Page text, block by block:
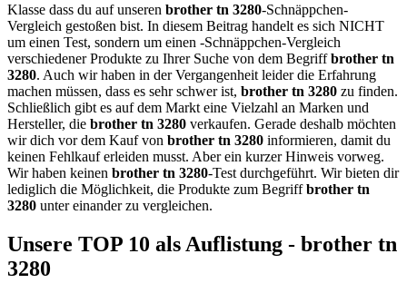
Klasse dass du auf unseren brother tn 3280-Schnäppchen-
Vergleich gestoßen bist. In diesem Beitrag handelt es sich NICHT
um einen Test, sondern um einen -Schnäppchen-Vergleich
verschiedener Produkte zu Ihrer Suche von dem Begriffbrother tn
3280. Auch wir haben in der Vergangenheit leider die Erfahrung
machen müssen, dass es sehr schwer ist, brother tn 3280 zu finden.
Schließlich gibt es auf dem Markt eine Vielzahl an Marken und
Hersteller, die brother tn 3280 verkaufen. Gerade deshalb möchten
wir dich vor dem Kauf von brother tn 3280 informieren, damit du
keinen Fehlkauf erleiden musst. Aber ein kurzer Hinweis vorweg.
Wir haben keinen brother tn 3280-Test durchgeführt. Wir bieten dir
lediglich die Möglichkeit, die Produkte zum Begriffbrother tn
3280 unter einander zu vergleichen.
Unsere TOP 10 als Auflistung - brother tn
3280